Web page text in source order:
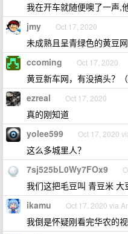
我在开车就随便噢了一声,
jmy Oct 17, 2020
未成熟且呈青绿色的黄豆网
ccoming Oct 17, 2020
黄豆新车网，有没搞头？（
ezreal Oct 17, 2020
真的刚知道
yolee599 Oct 17, 2020
这么多城里人？
7sj525bL0Wy7FOx9
我们这把毛豆叫 青豆米 大
ikamu Oct 17, 2020 via
我倒是怀疑刚看完华农的